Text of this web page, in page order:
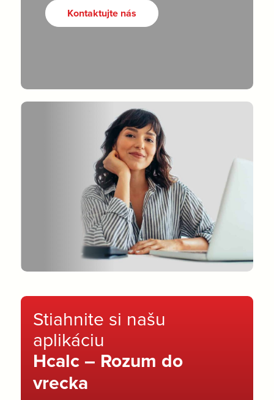
Kontaktujte nás
Stiahnite si našu
aplikáciu
Hcalc – Rozum do
vrecka